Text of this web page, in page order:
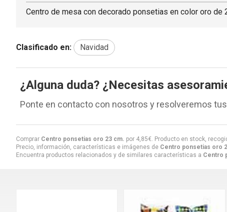
Comprar Centro ponsetias oro 23 cm. por 4,85€. Producto en stock,
Precio, información, características e imágenes de Centro ponsetias oro
Encuentra productos relacionados y de similares características a Centro
Centro de mesa con decorado ponsetias en color oro de
Clasificado en: Navidad
¿Alguna duda? ¿Necesitas
Ponte en contacto con nosotros y resolveremos